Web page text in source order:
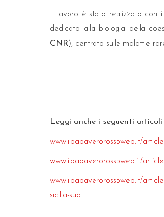
Il lavoro è stato realizzato con
dedicato alla biologia della
CNR), centrato sulle malattie
Leggi anche i seguenti articoli
www.ilpapaverorossoweb.it/
www.ilpapaverorossoweb.it/
www.ilpapaverorossoweb.it/
sicilia-sud